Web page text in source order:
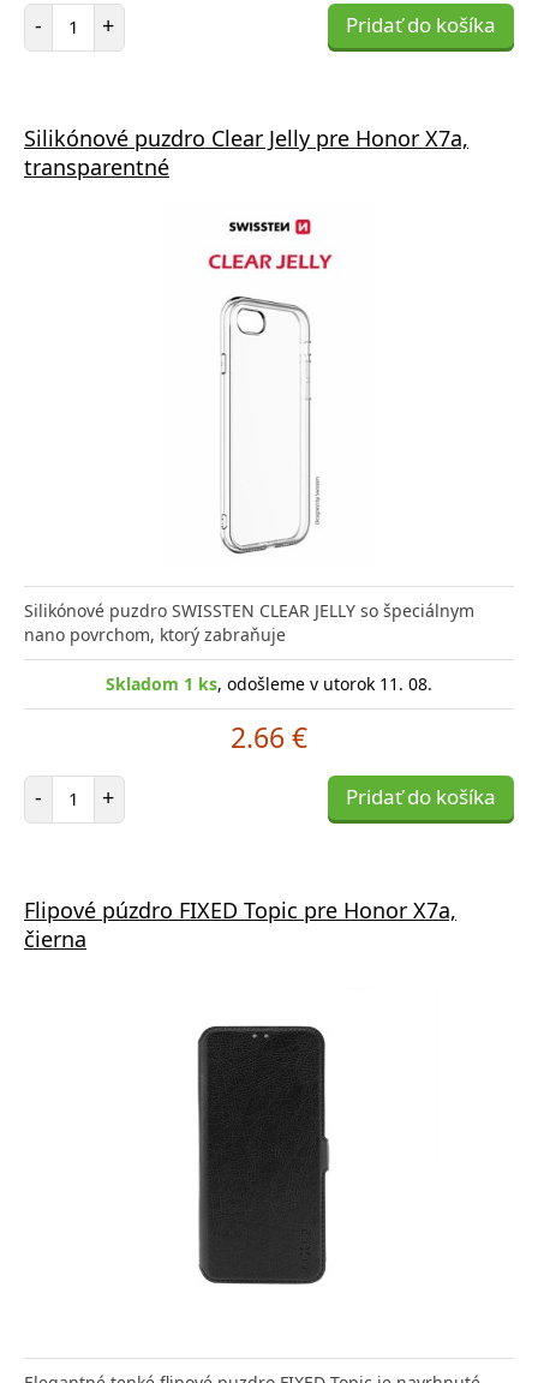
- Počet položiek
+ Pridať do košíka
Silikónové puzdro Clear Jelly pre Honor X7a,
transparentné
Silikónové puzdro SWISSTEN CLEAR JELLY so špeciálnym
nano povrchom, ktorý zabraňuje
Skladom 1 ks, odošleme v utorok 11. 08.
2.66 €
- Počet položiek
+ Pridať do košíka
Flipové púzdro FIXED Topic pre Honor X7a,
čierna